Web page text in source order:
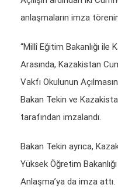
anlaşmaların imza
“Millî Eğitim Bakanlığı ile
Arasında, Kazakistan
Vakfı Okulunun
Bakan Tekin ve
tarafından imzalandı.
Bakan Tekin ayrıca,
Yüksek Öğretim
Anlaşma’ya da imza attı.